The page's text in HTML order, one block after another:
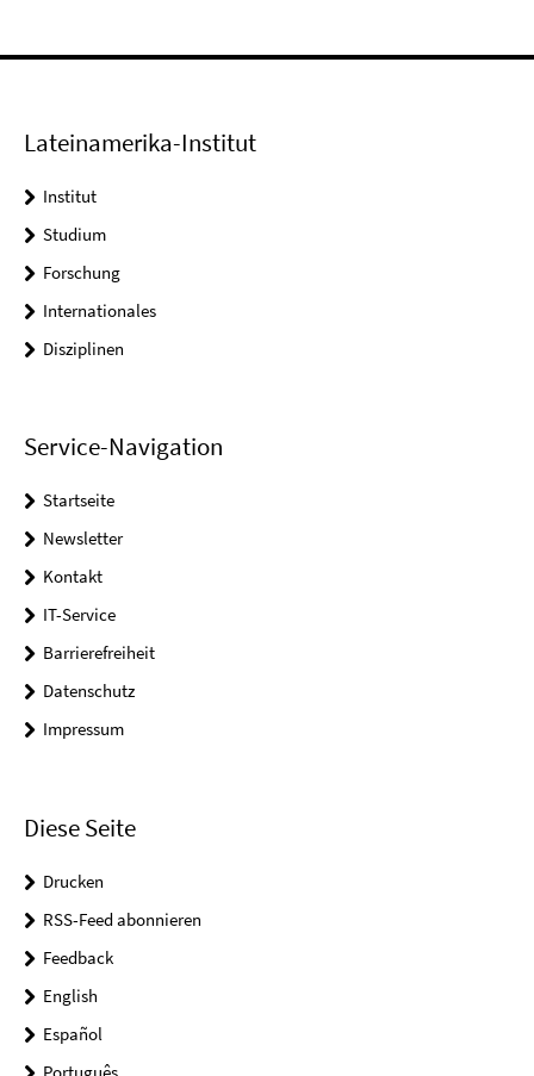
Lateinamerika-Institut
Institut
Studium
Forschung
Internationales
Disziplinen
Service-Navigation
Startseite
Newsletter
Kontakt
IT-Service
Barrierefreiheit
Datenschutz
Impressum
Diese Seite
Drucken
RSS-Feed abonnieren
Feedback
English
Español
Português